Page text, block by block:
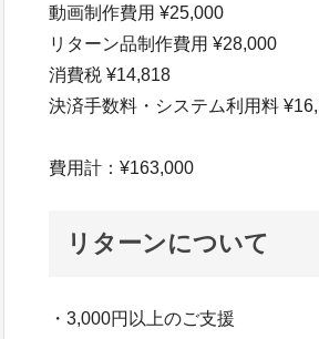
動画制作費用 ¥25,000
リターン品制作費用 ¥28,000
消費税 ¥14,818
決済手数料・システム利用料
費用計：¥163,000
リターンについて
・3,000円以上のご支援